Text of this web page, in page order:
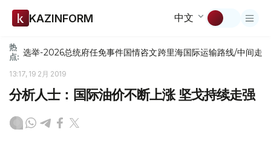
KAZINFORM 中文
热
点: 选举-2026总统府任免事件国情咨文跨里海国际运输路线/中间走廊
13:17, 19 2月 2019
分析人士：国际油价不断上涨 坚戈持续走强